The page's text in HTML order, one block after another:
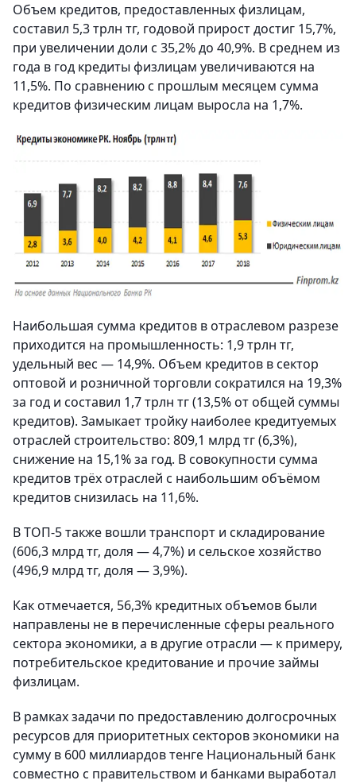
Объем кредитов, предоставленных физлицам,
составил 5,3 трлн тг, годовой прирост достиг 15,7%,
при увеличении доли с 35,2% до 40,9%. В среднем из
года в год кредиты физлицам увеличиваются на
11,5%. По сравнению с прошлым месяцем сумма
кредитов физическим лицам выросла на 1,7%.
Наибольшая сумма кредитов в отраслевом разрезе
приходится на промышленность: 1,9 трлн тг,
удельный вес — 14,9%. Объем кредитов в сектор
оптовой и розничной торговли сократился на 19,3%
за год и составил 1,7 трлн тг (13,5% от общей суммы
кредитов). Замыкает тройку наиболее кредитуемых
отраслей строительство: 809,1 млрд тг (6,3%),
снижение на 15,1% за год. В совокупности сумма
кредитов трёх отраслей с наибольшим объёмом
кредитов снизилась на 11,6%.
В ТОП-5 также вошли транспорт и складирование
(606,3 млрд тг, доля — 4,7%) и сельское хозяйство
(496,9 млрд тг, доля — 3,9%).
Как отмечается, 56,3% кредитных объемов были
направлены не в перечисленные сферы реального
сектора экономики, а в другие отрасли — к примеру,
потребительское кредитование и прочие займы
физлицам.
В рамках задачи по предоставлению долгосрочных
ресурсов для приоритетных секторов экономики на
сумму в 600 миллиардов тенге Национальный банк
совместно с правительством и банками выработал